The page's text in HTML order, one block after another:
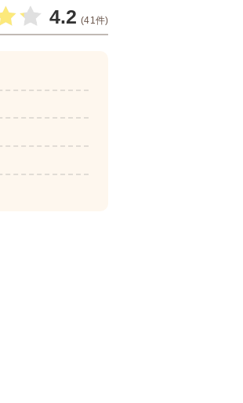
4.2 (41件)